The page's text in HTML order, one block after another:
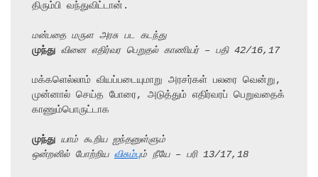
திரும்பி வந்துவிட்டான்.
மன்பதை மருள அரசு பட கடந்து
முந்து வினை எதிர்வர பெறுதல் காணியர் – பதி 42/16,17
மக்களெல்லாம் வியப்படையுமாறு அரசர்கள் பலரை வென்று,
முன்னால் செய்த போரை, அடுத்தும் எதிர்வரப் பெறுவதைக்
காணும்பொருட்டாக
முந்து யாம் கூறிய ஐந்தனுள்ளும்
ஒன்றனில் போற்றிய விசும்பும் நீயே – பரி 13/17,18